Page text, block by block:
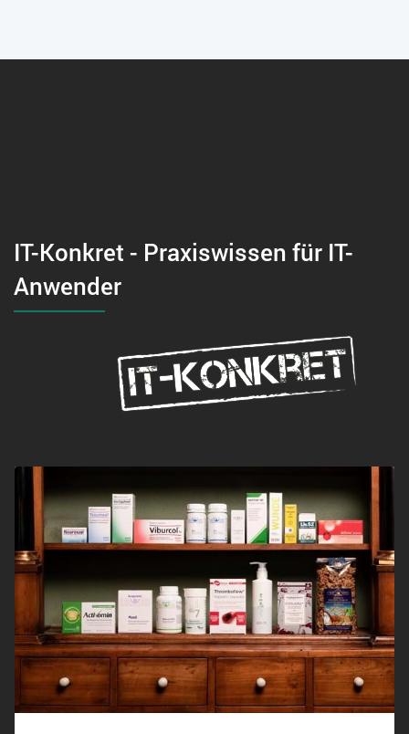
IT-Konkret - Praxiswissen für IT-
Anwender